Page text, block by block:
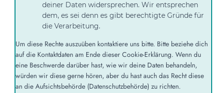
deiner Daten widersprechen. Wir entsprechen
dem, es sei denn es gibt berechtigte Gründe für
die Verarbeitung.
Um diese Rechte auszuüben kontaktiere uns bitte. Bitte beziehe dich
auf die Kontaktdaten am Ende dieser Cookie-Erklärung. Wenn du
eine Beschwerde darüber hast, wie wir deine Daten behandeln,
würden wir diese gerne hören, aber du hast auch das Recht diese
an die Aufsichtsbehörde (Datenschutzbehörde) zu richten.